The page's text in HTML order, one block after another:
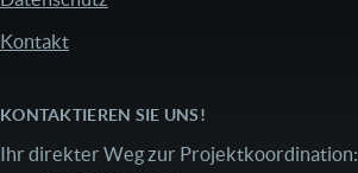
Kontakt
KONTAKTIEREN SIE UNS!
Ihr direkter Weg zur Projektkoordination: